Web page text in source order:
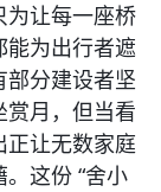
为让每一座桥
为出行者遮
部分建设者坚
赏月，但当看
正让无数家庭
这份 “舍小